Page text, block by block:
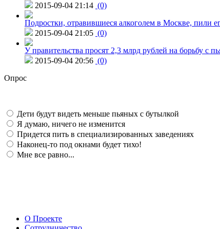
2015-09-04 21:14 (0)
Подростки, отравившиеся алкоголем в Москве, пили
2015-09-04 21:05 (0)
У правительства просят 2,3 млрд рублей на борьбу с
2015-09-04 20:56 (0)
Опрос
Дети будут видеть меньше пьяных с бутылкой
Я думаю, ничего не изменится
Придется пить в специализированных заведениях
Наконец-то под окнами будет тихо!
Мне все равно...
О Проекте